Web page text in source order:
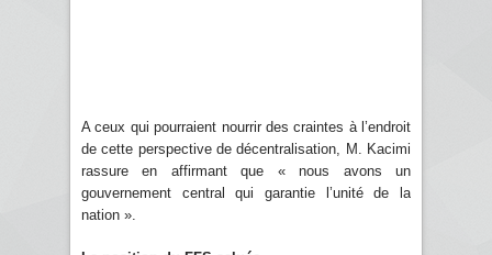
A ceux qui pourraient nourrir des craintes à l’endroit
de cette perspective de décentralisation, M. Kacimi
rassure en affirmant que « nous avons un
gouvernement central qui garantie l’unité de la
nation ».